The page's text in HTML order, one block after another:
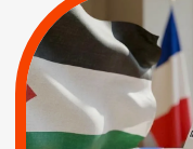
MUNICIPALES 2026 :
JE VOTE POUR LE
RESPECT DU DROIT
INTERNATIONAL EN
PALESTINE